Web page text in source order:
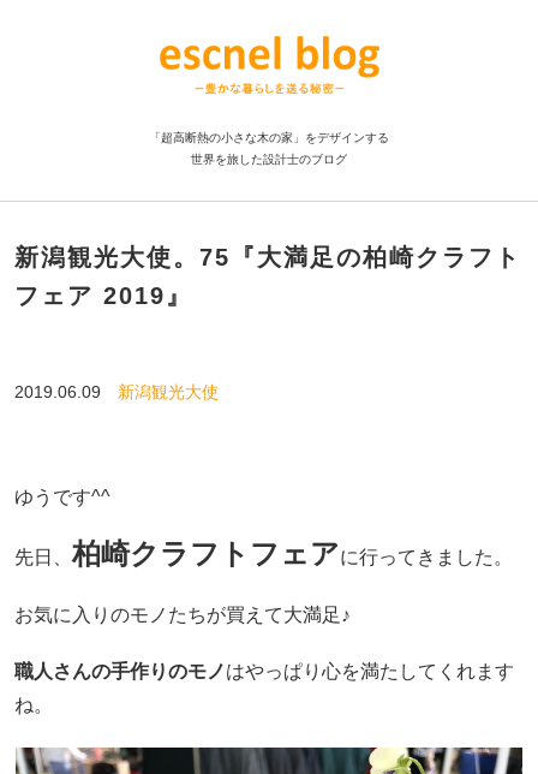
「超高断熱の小さな木の家」をデザインする
世界を旅した設計士のブログ
新潟観光大使。75『大満足の柏崎クラフト
フェア 2019』
2019.06.09 新潟観光大使
ゆうです^^
先日、柏崎クラフトフェアに行ってきました。
お気に入りのモノたちが買えて大満足♪
職人さんの手作りのモノはやっぱり心を満たしてくれます
ね。